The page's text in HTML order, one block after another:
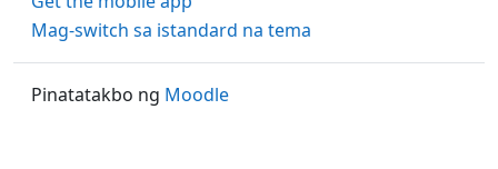
Mag-switch sa istandard na tema
Pinatatakbo ng Moodle